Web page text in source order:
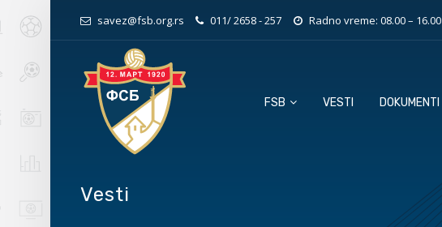
savez@fsb.org.rs 011/ 2658 - 257 Radno vreme: 08.00 – 16.00
FSB VESTI DOKUMENTI
Vesti